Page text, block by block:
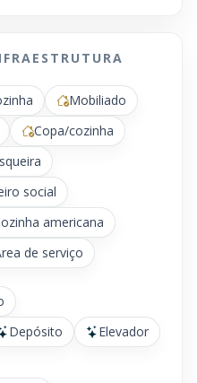
Mobiliado
Copa/cozinha
social
americana
de serviço
Depósito
Elevador